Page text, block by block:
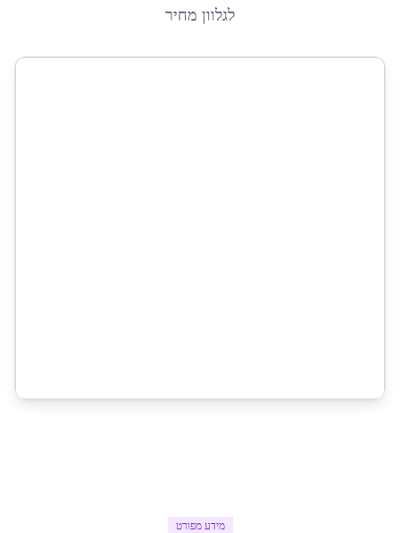
לגלוון מחיר
מידע מפורט